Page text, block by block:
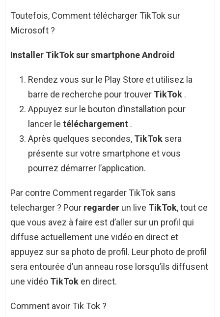
Toutefois, Comment télécharger TikTok sur
Microsoft ?
Installer TikToksur smartphoneAndroid
Rendez vous sur le Play Store et utilisez la
barre de recherche pour trouver TikTok .
Appuyez sur le bouton d’installation pour
lancer le téléchargement .
Après quelques secondes, TikTok sera
présente sur votre smartphone et vous
pourrez démarrer l’application.
Par contre Comment regarder TikTok sans
telecharger ? Pour regarder un live TikTok, tout ce
que vous avez à faire est d’aller sur un profil qui
diffuse actuellement une vidéo en direct et
appuyez sur sa photo de profil. Leur photo de profil
sera entourée d’un anneau rose lorsqu’ils diffusent
une vidéo TikTok en direct.
Comment avoir Tik Tok ?